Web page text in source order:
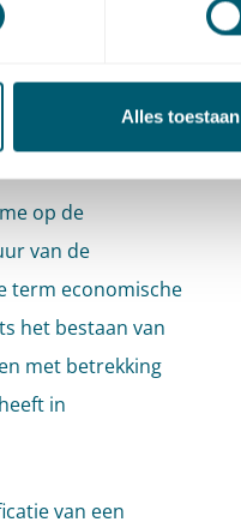
Alles toestaan
op de
van de
term economische
het bestaan van
met betrekking
in
van een